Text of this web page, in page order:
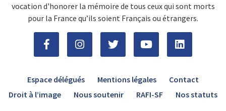
vocation d'honorer la mémoire de tous ceux qui sont morts
pour la France qu’ils soient Français ou étrangers.
Espace délégués Mentions légales
Contact
Droit à l’image
Nous soutenir RAFI-SF Nos statuts